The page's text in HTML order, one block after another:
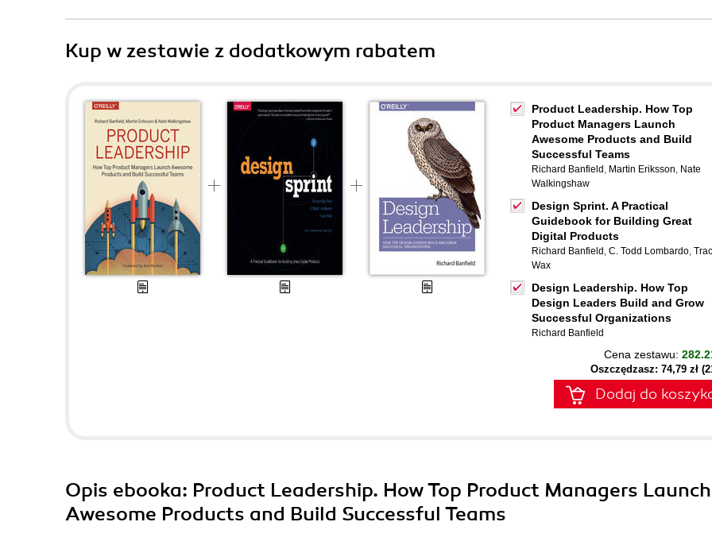
Kup w zestawie z dodatkowym rabatem
Product Leadership. How Top
Product Managers Launch
Awesome Products and Build
Successful Teams
Richard Banfield , Martin Eriksson, Nate
Walkingshaw
Design Sprint. A Practical
Guidebook for Building Great
Digital Products
Richard Banfield , C. Todd Lombardo,
Wax
Design Leadership. How Top
Design Leaders Build and Grow
Successful Organizations
Richard Banfield
Cena zestawu:
Oszczędzasz: 74,79 zł
Dodaj do
Opis ebooka: Product Leadership. How Top Product Managers Launch
Awesome Products and Build Successful Teams